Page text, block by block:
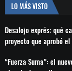
LO MÁS VISTO
Desalojo exprés: qué
proyecto que aprobó el
“Fuerza Suma”: el